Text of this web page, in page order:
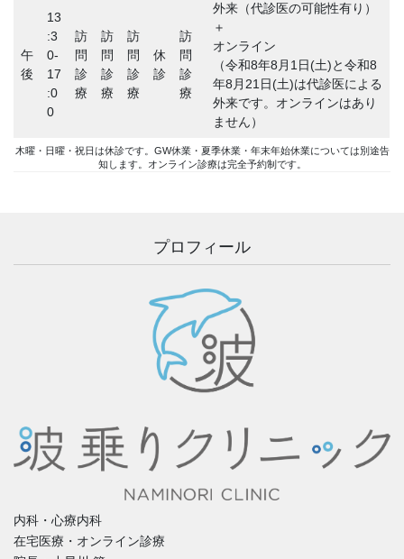
午
後
13
:3
0-
17
:0
0
訪
問
診
療
訪
問
診
療
訪
問
診
療
休
診
訪
問
診
療
外来（代診医の可能性有り）
＋
オンライン
（令和8年8月1日(土)と令和8
年8月21日(土)は代診医による
外来です。オンラインはあり
ません）
木曜・日曜・祝日は休診です。GW休業・夏季休業・年末年始休業については別途告
知します。オンライン診療は完全予約制です。
プロフィール
内科・心療内科
在宅医療・オンライン診療